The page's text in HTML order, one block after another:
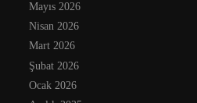
Mayıs 2026
Nisan 2026
Mart 2026
Şubat 2026
Ocak 2026